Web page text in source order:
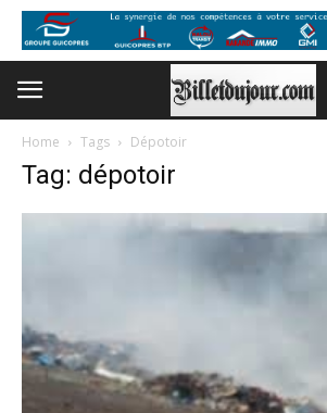
Home Tags Dépotoir
Tag: dépotoir